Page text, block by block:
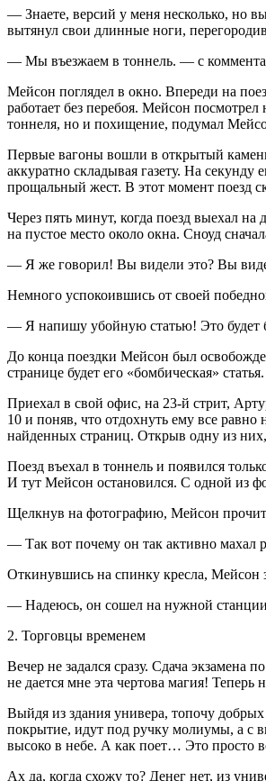
— Знаете, версий у меня несколько, но
вытянул свои длинные ноги,
— Мы въезжаем в тоннель. — с
Мейсон поглядел в окно. Впереди на
работает без перебоя. Мейсон
тоннеля, но и похищение, подумал
Первые вагоны вошли в открытый
аккуратно складывая газету. На
прощальный жест. В этот момент поезд
Через пять минут, когда поезд выехал
на пустое место около окна. Сноуд
— Я же говорил! Вы видели это? Вы
Немного успокоившись от своей
— Я напишу убойную статью! Это будет
До конца поездки Мейсон был
странице будет его «бомбическая» статья.
Приехал в свой офис, на 23-й стрит,
10 и поняв, что отдохнуть ему все равно
найденных страниц. Открыв одну из
Поезд въехал в тоннель и появился
И тут Мейсон остановился. С одной из
Щелкнув на фотографию, Мейсон
— Так вот почему он так активно
Откинувшись на спинку кресла, Мейсон
— Надеюсь, он сошел на нужной
2. Торговцы временем
Вечер не задался сразу. Сдача
не дается мне эта чертова магия!
Выйдя из здания универа, топочу
покрытие, идут под ручку молиумы, а с
высоко в небе. А как поет… Это просто
Ах да, когда схожу то? Денег нет, из